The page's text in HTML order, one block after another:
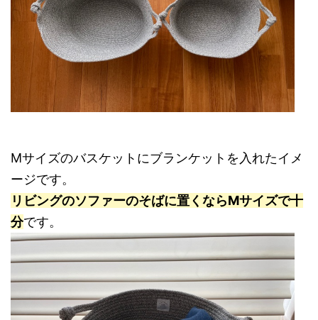
Mサイズのバスケットにブランケットを入れたイメ
ージです。
リビングのソファーのそばに置くならMサイズで十
分です。